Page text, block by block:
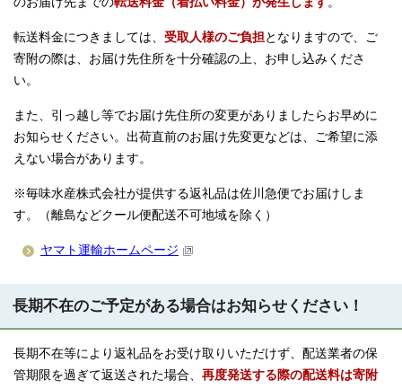
転送料金につきましては、 受取人様のご負担となりますので、ご
寄附の際は、お届け先住所を十分確認の上、お申し込みくださ
い。
また、引っ越し等でお届け先住所の変更がありましたらお早めに
お知らせください。出荷直前のお届け先変更などは、ご希望に添
えない場合があります。
※毎味水産株式会社が提供する返礼品は佐川急便でお届けしま
す。（離島などクール便配送不可地域を除く）
ヤマト運輸ホームページ
長期不在のご予定がある場合はお知らせください！
長期不在等により返礼品をお受け取りいただけず、配送業者の保
管期限を過ぎて返送された場合、 再度発送する際の配送料は寄附